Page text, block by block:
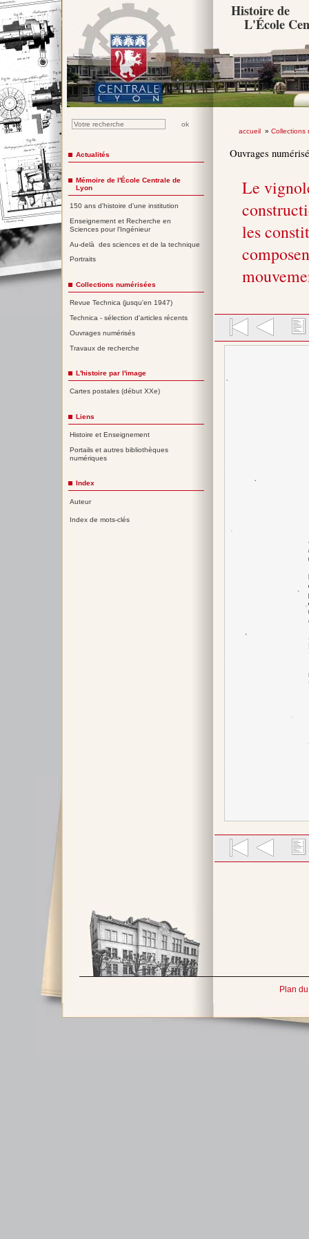
Histoire de
L'École
accueil» Collections
Ouvrages
Le
les
Actualités
Mémoire de l'École Centrale de
Lyon
150 ans d'histoire d'une institution
Enseignement et Recherche en
Sciences pour l'Ingénieur
Au-delà des sciences et de la technique
Portraits
Collections numérisées
Revue Technica (jusqu'en 1947)
Technica - sélection d'articles récents
Ouvrages numérisés
Travaux de recherche
L'histoire par l'image
Cartes postales (début XXe)
Liens
Histoire et Enseignement
Portails et autres bibliothèques
numériques
Index
Auteur
Index de mots-clés
Plan